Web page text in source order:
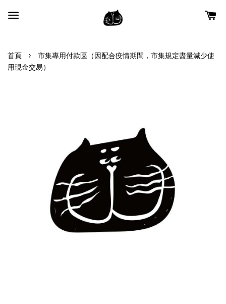
首頁 ›
市集專用付款區（因配合疫情期間，市集規定盡量減少使
用現金交易）